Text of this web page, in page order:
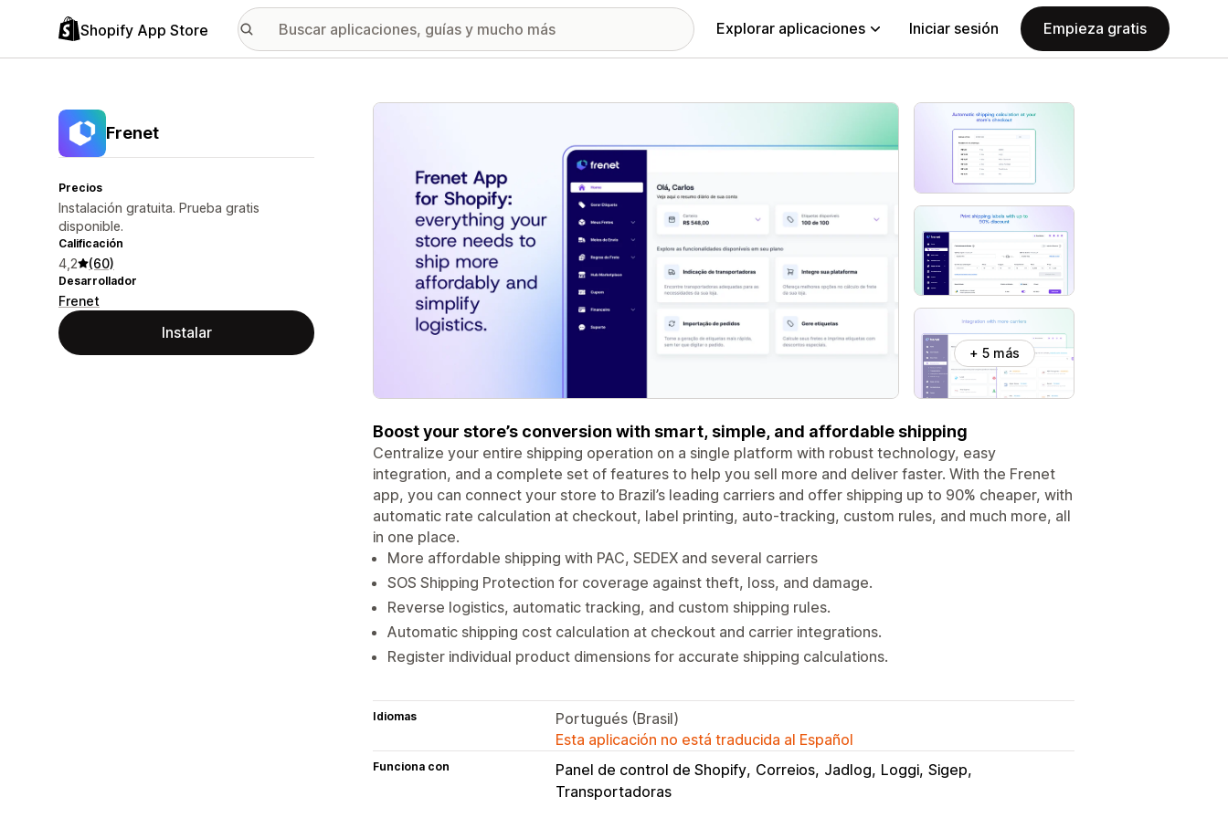
Shopify App Store Explorar aplicaciones Iniciar sesión Empieza gratis
Frenet
Precios
Instalación gratuita. Prueba gratis
disponible.
Calificación
4,2 (60)
Desarrollador
Frenet
Instalar
Galería de imágenes destacadas
+ 5 más
Boost your store’s conversion with smart, simple, and affordable shipping
Centralize your entire shipping operation on a single platform with robust technology, easy
integration, and a complete set of features to help you sell more and deliver faster. With the Frenet
app, you can connect your store to Brazil’s leading carriers and offer shipping up to 90% cheaper, with
automatic rate calculation at checkout, label printing, auto-tracking, custom rules, and much more, all
in one place.
More affordable shipping with PAC, SEDEX and several carriers
SOS Shipping Protection for coverage against theft, loss, and damage.
Reverse logistics, automatic tracking, and custom shipping rules.
Automatic shipping cost calculation at checkout and carrier integrations.
Register individual product dimensions for accurate shipping calculations.
Idiomas
Portugués (Brasil)
Esta aplicación no está traducida al Español
Funciona con Panel de control de Shopify Correios Jadlog Loggi Sigep
Transportadoras